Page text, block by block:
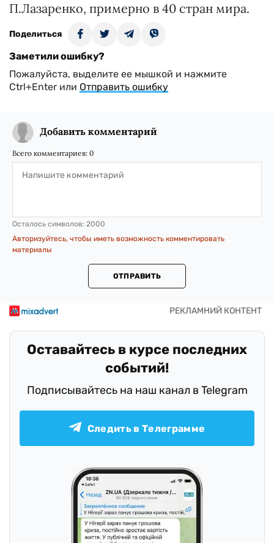
П.Лазаренко, примерно в 40 стран мира.
Поделиться
Заметили ошибку?
Пожалуйста, выделите ее мышкой и нажмите
Ctrl+Enter или Отправить ошибку
Добавить комментарий
Всего комментариев: 0
Осталось символов: 2000
Авторизуйтесь, чтобы иметь возможность комментировать
материалы
ОТПРАВИТЬ
Оставайтесь в курсе последних
событий!
Подписывайтесь на наш канал в Telegram
Следить в Телеграмме